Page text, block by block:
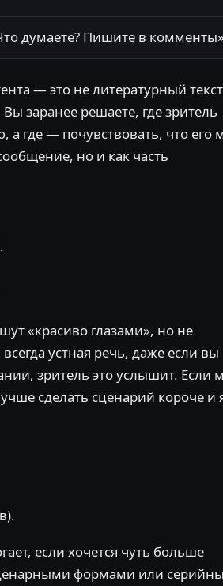
думаете? Пишите в комменты»
— это не литературный
заранее решаете, где зритель
а где — почувствовать, что его
но и как часть
«красиво глазами», но не
устная речь, даже если вы
зритель это услышит. Если
сделать сценарий короче и
если хочется чуть больше
формами или